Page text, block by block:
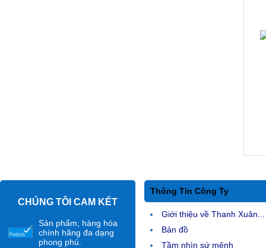
CHÚNG TÔI CAM KẾT
Sản phẩm, hàng hóa
chính hãng đa dạng
phong phú.
Thông Tin Công Ty
Giới thiệu về Thanh Xuân...
Bản đồ
Tầm nhìn sứ mệnh